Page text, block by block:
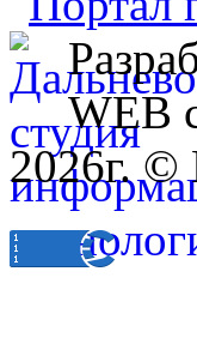
WEB
2026г. ©